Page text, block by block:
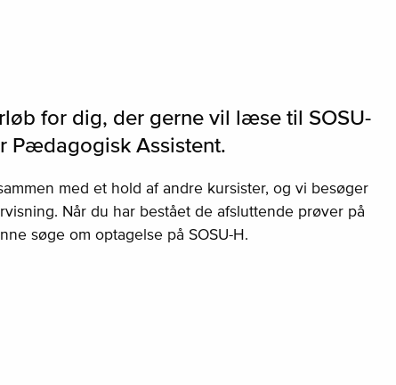
for dig, der gerne vil læse til SOSU-
Pædagogisk Assistent.
med et hold af andre kursister, og vi besøger
Når du har bestået de afsluttende prøver på
søge om optagelse på SOSU-H.